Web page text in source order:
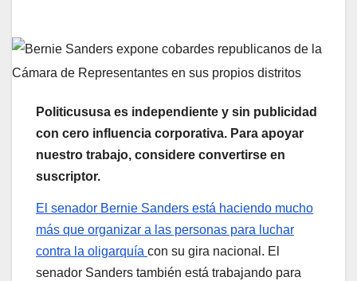
Politicususa es independiente y sin publicidad
con cero influencia corporativa. Para apoyar
nuestro trabajo, considere convertirse en
suscriptor.
El senador Bernie Sanders está haciendo mucho
más que organizar a las personas para luchar
contra la oligarquía con su gira nacional. El
senador Sanders también está trabajando para